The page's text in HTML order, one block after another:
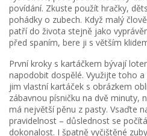
povídání. Zkuste použít hračky,
pohádky o zubech. Když malý
patří do života stejně jako
před spaním, bere ji s větším
První kroky s kartáčkem bývají
napodobit dospělé. Využijte toho
jim vlastní kartáček s obrázkem
zábavnou písničku na dvě minuty,
má největší pěnu z pasty. Vsaďte
pravidelnost – důslednost se
dokonalost. I špatně vyčištěné